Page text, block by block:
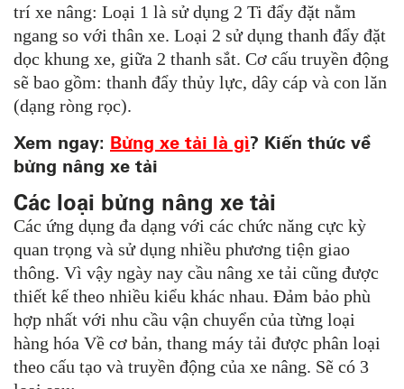
trí xe nâng: Loại 1 là sử dụng 2 Ti đẩy đặt nằm
ngang so với thân xe. Loại 2 sử dụng thanh đẩy đặt
dọc khung xe, giữa 2 thanh sắt. Cơ cấu truyền động
sẽ bao gồm: thanh đẩy thủy lực, dây cáp và con lăn
(dạng ròng rọc).
Xem ngay: Bửng xe tải là gì? Kiến thức về
bửng nâng xe tải
Các loại bửng nâng xe tải
Các ứng dụng đa dạng với các chức năng cực kỳ
quan trọng và sử dụng nhiều phương tiện giao
thông. Vì vậy ngày nay cầu nâng xe tải cũng được
thiết kế theo nhiều kiểu khác nhau. Đảm bảo phù
hợp nhất với nhu cầu vận chuyển của từng loại
hàng hóa Về cơ bản, thang máy tải được phân loại
theo cấu tạo và truyền động của xe nâng. Sẽ có 3